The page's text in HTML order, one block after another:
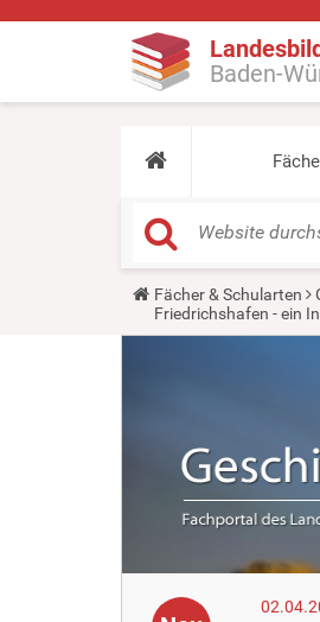
Baden-
Y
u
Fächer & Schularten
Friedrichshafen - ein